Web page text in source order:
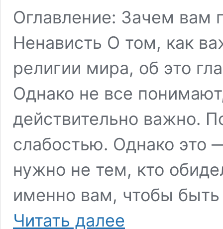
Оглавление: Зачем вам
Ненависть О том, как
религии мира, об это
Однако не все
действительно важно.
слабостью. Однако это
нужно не тем, кто
именно вам, чтобы
Читать далее